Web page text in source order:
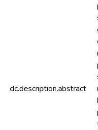
dc.description.abstract